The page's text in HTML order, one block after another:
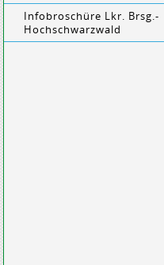
Infobroschüre Lkr. Brsg.-
Hochschwarzwald